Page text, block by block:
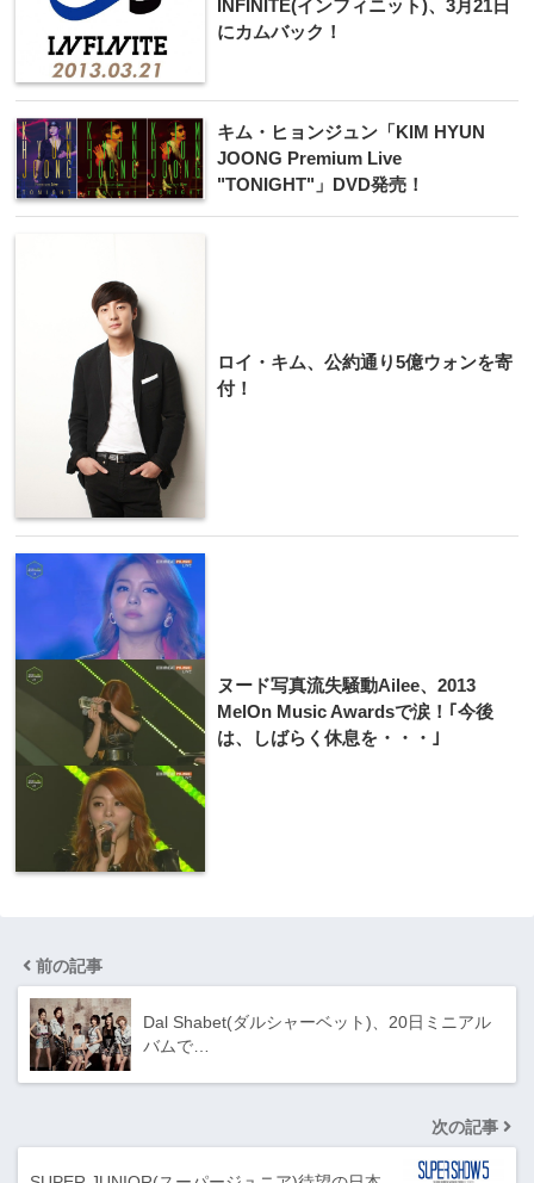
INFINITE(インフィニット)、3月21日
にカムバック！
キム・ヒョンジュン「KIM HYUN
JOONG Premium Live
"TONIGHT"」DVD発売！
ロイ・キム、公約通り5億ウォンを寄
付！
ヌード写真流失騒動Ailee、2013
MelOn Music Awardsで涙！｢今後
は、しばらく休息を・・・｣
前の記事
Dal Shabet(ダルシャーベット)、20日ミニアル
バムで…
次の記事